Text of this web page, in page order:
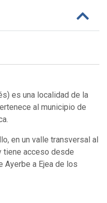
es una localidad de la
al municipio de
en un valle transversal al
tiene acceso desde
Ayerbe a Ejea de los